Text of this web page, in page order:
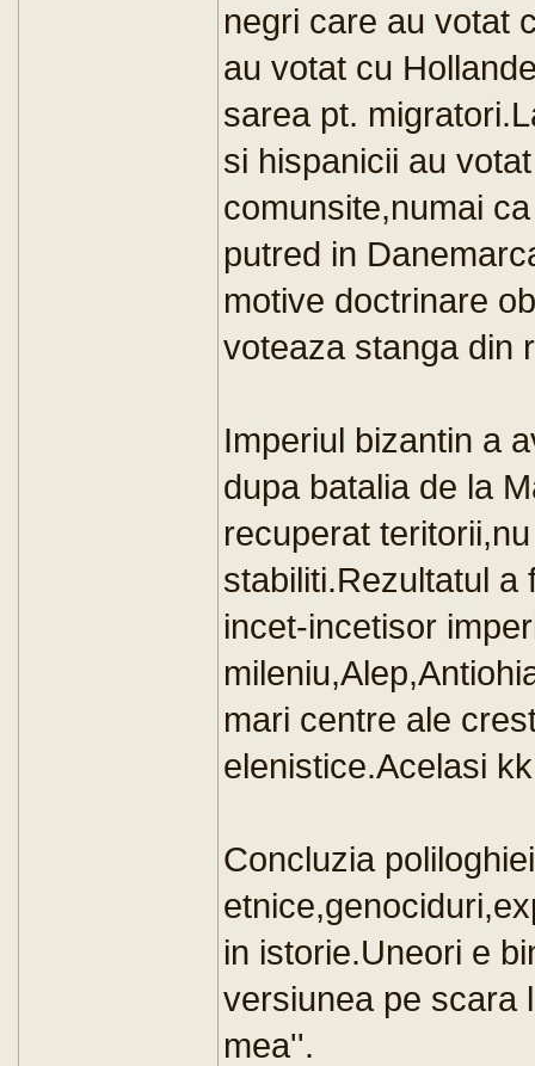
negri care au votat
au votat cu
sarea pt.
si hispanicii au
comunsite,numai
putred in
motive doctrinare
voteaza stanga din
Imperiul bizantin a
dupa batalia de la
recuperat
stabiliti.Rezultatul
incet-incetisor
mari centre ale
elenistice.Acelasi
Concluzia
in istorie.Uneori e
versiunea pe scara
mea''.